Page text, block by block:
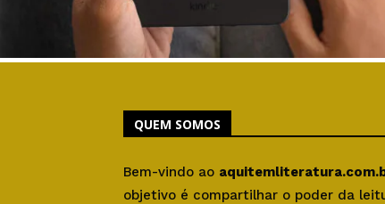
QUEM SOMOS
Bem-vindo ao
objetivo é compartilhar o poder da